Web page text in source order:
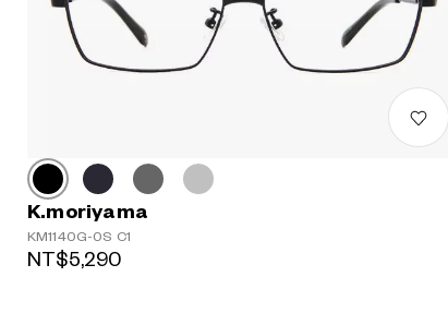
K.moriyama
KM1140G-0S C1
NT$5,290